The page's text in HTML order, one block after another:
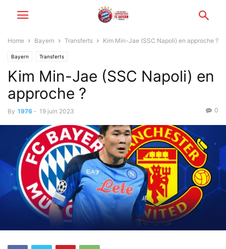
Home Bayern Transferts Kim Min-Jae (SSC Napoli) en approche ?
Bayern Transferts
Kim Min-Jae (SSC Napoli) en
approche ?
By 1976 - 19 juin 2023 0